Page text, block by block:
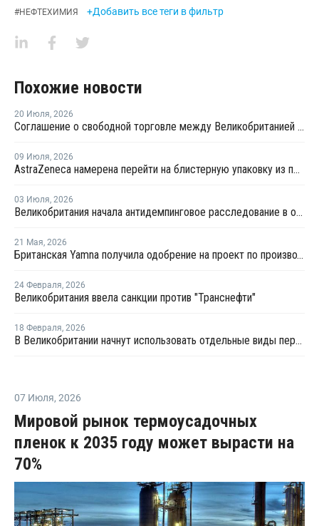
#НЕФТЕХИМИЯ +Добавить все теги в фильтр
Похожие новости
20 Июля, 2026
Соглашение о свободной торговле между Великобританией и Индией вступило в силу
09 Июля, 2026
AstraZeneca намерена перейти на блистерную упаковку из полипропилена
03 Июля, 2026
Великобритания начала антидемпинговое расследование в отношении импорта ЛПНП из США
21 Мая, 2026
Британская Yamna получила одобрение на проект по производству "зеленого" аммиака в Индии
24 Февраля, 2026
Великобритания ввела санкции против "Транснефти"
18 Февраля, 2026
В Великобритании начнут использовать отдельные виды переработанного пластика в упаковке пищи
07 Июля, 2026
Мировой рынок термоусадочных
пленок к 2035 году может вырасти на
70%